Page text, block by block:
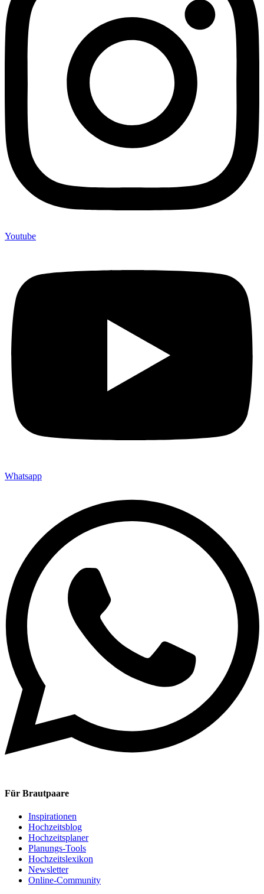
Youtube
Whatsapp
Für Brautpaare
Inspirationen
Hochzeitsblog
Hochzeitsplaner
Planungs-Tools
Hochzeitslexikon
Newsletter
Online-Community